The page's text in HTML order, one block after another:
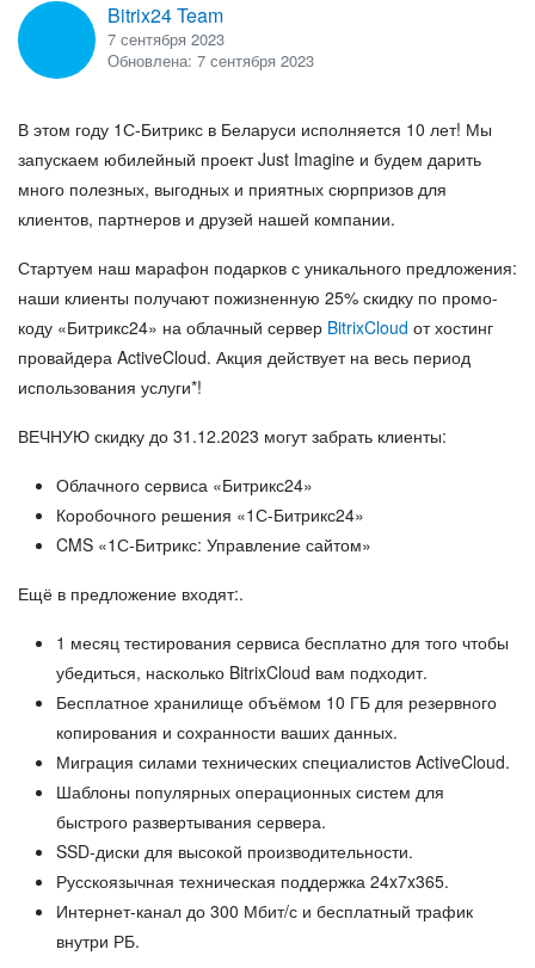
ВХОД
Bitrix24 Team
7 сентября 2023
Обновлена: 7 сентября 2023
В этом году 1С-Битрикс в Беларуси исполняется 10 лет! Мы
запускаем юбилейный проектJust Imagine и будем дарить
много полезных, выгодных и приятных сюрпризов для
клиентов, партнеров и друзей нашей компании.
Стартуем наш марафон подарков с уникального предложения:
наши клиенты получают пожизненную 25% скидку по промо-
коду «Битрикс24» на облачный сервер BitrixCloud от хостинг
провайдера ActiveCloud. Акция действует на весь период
использования услуги*!
ВЕЧНУЮ скидку до 31.12.2023 могут забрать клиенты:
Облачного сервиса «Битрикс24»
Коробочного решения «1С-Битрикс24»
CMS «1С-Битрикс: Управление сайтом»
Ещё в предложение входят:.
1 месяц тестирования сервиса бесплатно для того чтобы
убедиться, насколько BitrixCloud вам подходит.
Бесплатное хранилище объёмом 10 ГБ для резервного
копирования и сохранности ваших данных.
Миграция силами технических специалистов ActiveCloud.
Шаблоны популярных операционных систем для
быстрого развертывания сервера.
SSD-диски для высокой производительности.
Русскоязычная техническая поддержка 24x7x365.
Интернет-канал до 300 Мбит/с и бесплатный трафик
внутри РБ.